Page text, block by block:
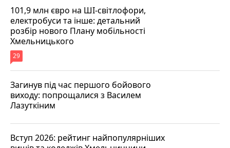
101,9 млн євро на ШІ-світлофори,
електробуси та інше: детальний
розбір нового Плану мобільності
Хмельницького
29
Загинув під час першого бойового
виходу: попрощалися з Василем
Лазуткіним
Вступ 2026: рейтинг найпопулярніших